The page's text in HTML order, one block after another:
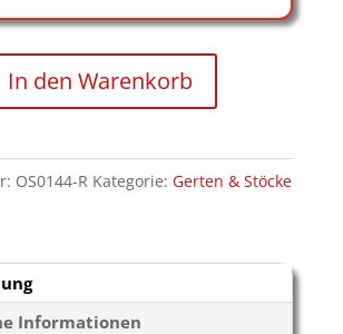
In den Warenkorb
OS0144-R Kategorie: Gerten & Stöcke
Informationen